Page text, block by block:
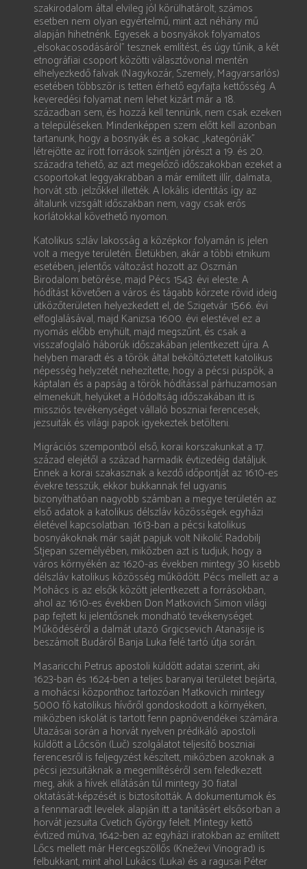
szakirodalom által elvileg jól körülhatárolt, számos
esetben nem olyan egyértelmű, mint azt néhány mű
alapján hihetnénk. Egyesek a bosnyákok folyamatos
„elsokacosodásáról” tesznek említést, és úgy tűnik, a két
etnográfiai csoport közötti választóvonal mentén
elhelyezkedő falvak (Nagykozár, Szemely, Magyarsarlós)
esetében többször is tetten érhető egyfajta kettősség. A
keveredési folyamat nem lehet kizárt már a 18.
században sem, és hozzá kell tennünk, nem csak ezeken
a településeken. Mindenképpen szem előtt kell azonban
tartanunk, hogy a bosnyák és a sokac „kategóriák”
létrejötte az írott források szintjén jórészt a 19. és 20.
századra tehető, az azt megelőző időszakokban ezeket a
csoportokat leggyakrabban a már említett illír, dalmata,
horvát stb. jelzőkkel illették. A lokális identitás így az
általunk vizsgált időszakban nem, vagy csak erős
korlátokkal követhető nyomon.
Katolikus szláv lakosság a középkor folyamán is jelen
volt a megye területén. Életükben, akár a többi etnikum
esetében, jelentős változást hozott az Oszmán
Birodalom betörése, majd Pécs 1543. évi eleste. A
hódítást követően a város és tágabb körzete rövid ideig
ütközőterületen helyezkedett el, de Szigetvár 1566. évi
elfoglalásával, majd Kanizsa 1600. évi elestével ez a
nyomás előbb enyhült, majd megszűnt, és csak a
visszafoglaló háborúk időszakában jelentkezett újra. A
helyben maradt és a török által beköltöztetett katolikus
népesség helyzetét nehezítette, hogy a pécsi püspök, a
káptalan és a papság a török hódítással párhuzamosan
elmenekült, helyüket a Hódoltság időszakában itt is
missziós tevékenységet vállaló boszniai ferencesek,
jezsuiták és világi papok igyekeztek betölteni.
Migrációs szempontból első, korai korszakunkat a 17.
század elejétől a század harmadik évtizedéig datáljuk.
Ennek a korai szakasznak a kezdő időpontját az 1610-es
évekre tesszük, ekkor bukkannak fel ugyanis
bizonyíthatóan nagyobb számban a megye területén az
első adatok a katolikus délszláv közösségek egyházi
életével kapcsolatban. 1613-ban a pécsi katolikus
bosnyákoknak már saját papjuk volt Nikolić Radobilj
Stjepan személyében, miközben azt is tudjuk, hogy a
város környékén az 1620-as években mintegy 30 kisebb
délszláv katolikus közösség működött. Pécs mellett az a
Mohács is az elsők között jelentkezett a forrásokban,
ahol az 1610-es években Don Matkovich Simon világi
pap fejtett ki jelentősnek mondható tevékenységet.
Működéséről a dalmát utazó Grgicsevich Atanasije is
beszámolt Budáról Banja Luka felé tartó útja során.
Masaricchi Petrus apostoli küldött adatai szerint, aki
1623-ban és 1624-ben a teljes baranyai területet bejárta,
a mohácsi központhoz tartozóan Matkovich mintegy
5000 fő katolikus hívőről gondoskodott a környéken,
miközben iskolát is tartott fenn papnövendékei számára.
Utazásai során a horvát nyelven prédikáló apostoli
küldött a Lőcsön (Luč) szolgálatot teljesítő boszniai
ferencesről is feljegyzést készített, miközben azoknak a
pécsi jezsuitáknak a megemlítéséről sem feledkezett
meg, akik a hívek ellátásán túl mintegy 30 fiatal
oktatását-képzését is biztosították. A dokumentumok és
a fennmaradt levelek alapján itt a tanításért elsősorban a
horvát jezsuita Cvetich György felelt. Mintegy kettő
évtized mú1va, 1642-ben az egyházi iratokban az említett
Lőcs mellett már Hercegszöllős (Kneževi Vinograd) is
felbukkant, mint ahol Lukács (Luka) és a ragusai Péter